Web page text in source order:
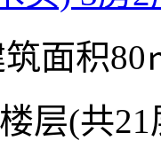
筑面积
层(共